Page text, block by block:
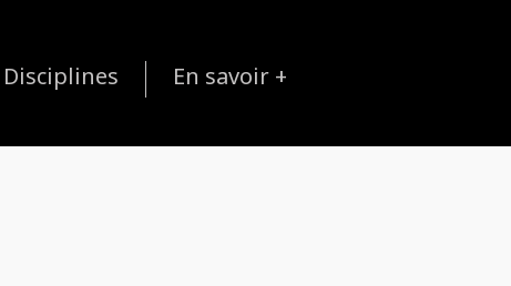
Disciplines En savoir +